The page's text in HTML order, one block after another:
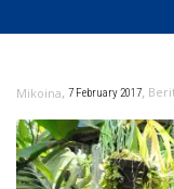
Mikoina, 7 February 2017,